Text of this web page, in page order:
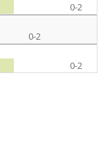
0-2
0-2
0-2